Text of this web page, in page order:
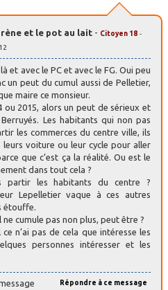
et le pot au lait - Citoyen 18 -
et avec le PC et avec le FG. Oui peu
un peut du cumul aussi de Pelletier,
maire ce monsieur.
ou 2015, alors un peut de sérieux et
Les habitants qui non pas
les commerces du centre ville, ils
leurs voiture ou leur cycle pour aller
que c’est ça la réalité. Ou est le
dans tout cela ?
partir les habitants du centre ?
Lepelletier vaque à ces autres
étouffe.
cumule pas non plus, peut être ?
n’ai pas de cela que intéresse les
personnes intéresser et les
Répondre à ce message